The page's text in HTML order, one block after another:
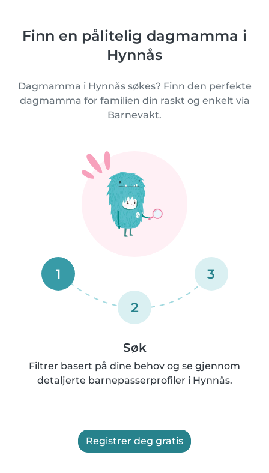
Finn en pålitelig dagmamma i
Hynnås
Dagmamma i Hynnås søkes? Finn den perfekte
dagmamma for familien din raskt og enkelt via
Barnevakt.
1
2
3
Søk
Filtrer basert på dine behov og se gjennom
detaljerte barnepasserprofiler i Hynnås.
Registrer deg gratis